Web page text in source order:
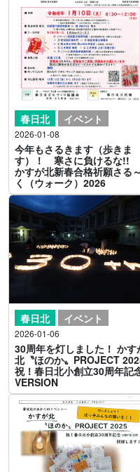
春日北 イベント
2026-01-08
今年もさるきます（歩きま
す）！ 寒さに負けるな!!
かすが北新春合格祈願さる～
く（ウォーク）2026
春日北 イベント
2026-01-06
30周年を灯しました！ かす
北〝ほのか〟PROJECT
祝！春日北小創立30周年記
VERSION